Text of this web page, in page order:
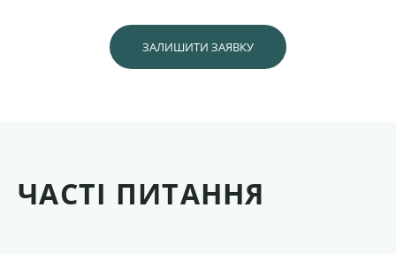
ЗАЛИШИТИ ЗАЯВКУ
ЧАСТІ ПИТАННЯ